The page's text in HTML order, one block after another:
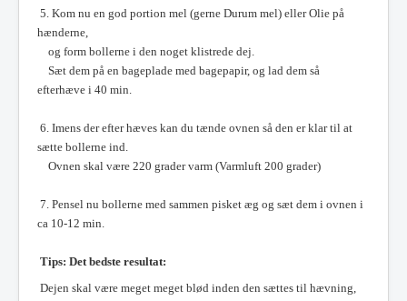
5. Kom nu en god portion mel (gerne Durum mel) eller Olie på
hænderne,
og form bollerne i den noget klistrede dej.
Sæt dem på en bageplade med bagepapir, og lad dem så
efterhæve i 40 min.
6. Imens der efter hæves kan du tænde ovnen så den er klar til at
sætte bollerne ind.
Ovnen skal være 220 grader varm (Varmluft 200 grader)
7. Pensel nu bollerne med sammen pisket æg og sæt dem i ovnen i
ca 10-12 min.
Tips: Det bedste resultat:
Dejen skal være meget meget blød inden den sættes til hævning,